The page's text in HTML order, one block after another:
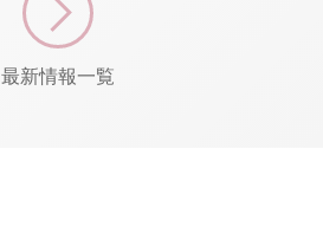
最新情報一覧